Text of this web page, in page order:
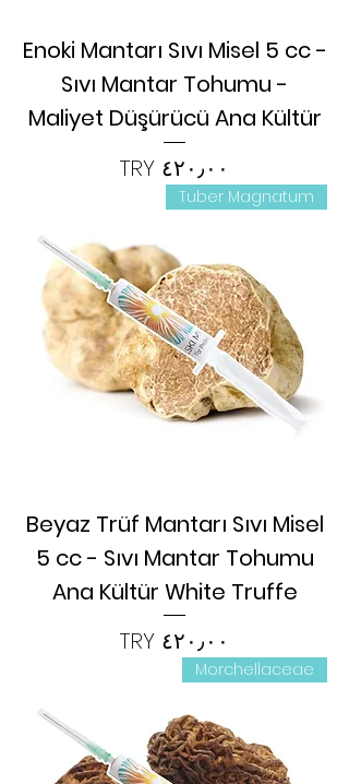
Enoki Mantarı Sıvı Misel 5 cc -
Sıvı Mantar Tohumu -
Maliyet Düşürücü Ana Kültür
السعر
Tuber Magnatum
Beyaz Trüf Mantarı Sıvı Misel
5 cc - Sıvı Mantar Tohumu
Ana Kültür White Truffe
السعر
Morchellaceae